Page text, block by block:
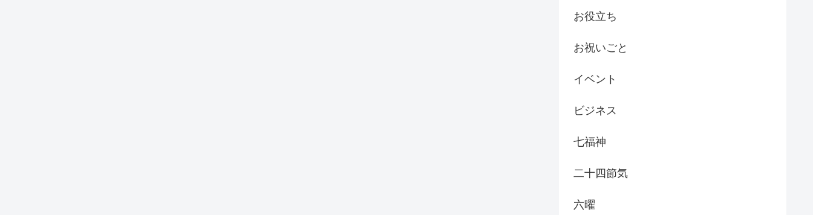
お役立ち
お祝いごと
イベント
ビジネス
七福神
二十四節気
六曜